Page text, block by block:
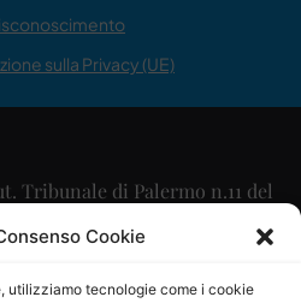
Cookie
utilizziamo tecnologie come i cookie
sulla Privacy (UE)
Tribunale di Palermo n.11 del
09/2015